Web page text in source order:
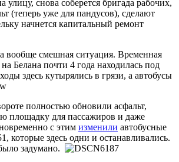
улицу, снова соберется бригада рабочих,
(теперь уже для пандусов), сделают
начнется капитальный ремонт
вообще смешная ситуация. Временная
Белана почти 4 года находилась под
здесь кутырялись в грязи, а автобусы
полностью обновили асфальт,
площадку для пассажиров и даже
с этим изменили автобусные
которые здесь одни и останавливались.
задумано.